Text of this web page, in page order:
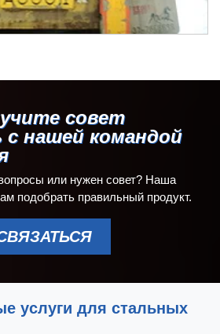
совет
нашей командой
или нужен совет? Наша
подобрать правильный продукт.
услуги для стальных